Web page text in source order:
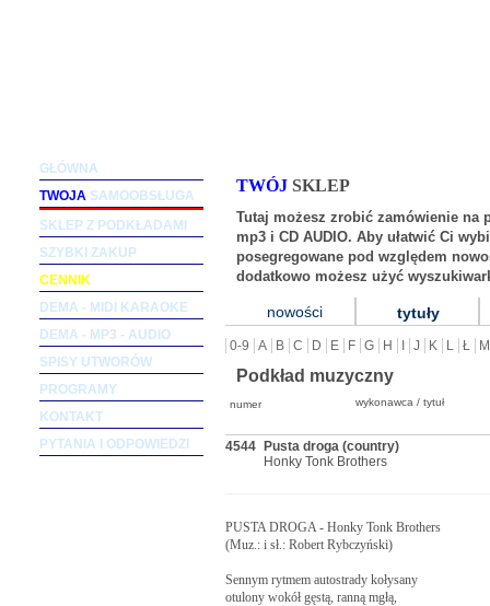
TWÓJ SKLEP
Tutaj możesz zrobić zamówienie na
mp3 i CD AUDIO. Aby ułatwić Ci
posegregowane pod względem
dodatkowo możesz użyć
nowości tytuły
0-9 A B C D E F G H J K L Ł M
Podkład muzyczny
numer wykonawca / tytuł
4544
Pusta droga (country)
Honky Tonk Brothers
PUSTA DROGA - Honky Tonk Brothers
(Muz.: i sł.: Robert Rybczyński)
Sennym rytmem autostrady kołysany
otulony wokół gęstą, ranną mgłą,
GŁÓWNA
TWOJA SAMOOBSŁUGA
SKLEP Z PODKŁADAMI
SZYBKI ZAKUP
CENNIK
DEMA - MIDI KARAOKE
DEMA - MP3 - AUDIO
SPISY UTWORÓW
PROGRAMY
KONTAKT
PYTANIA I ODPOWIEDZI